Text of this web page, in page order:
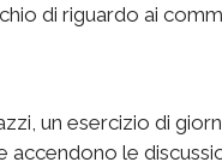
di riguardo ai
un esercizio di
accendono le